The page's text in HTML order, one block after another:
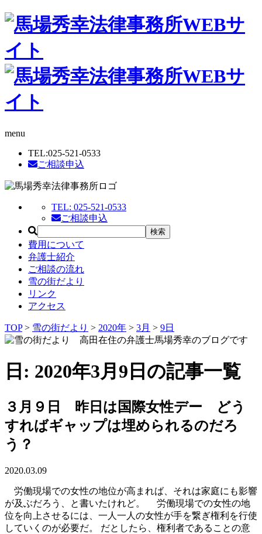
menu
TEL:025-521-0533
ご相談申込
TEL: 025-521-0533
ご相談申込
費用について
弁護士紹介
ご相談の流れ
雪の街だより
リンク
アクセス
TOP> 雪の街だより > 2020年 > 3月 > 9日
日: 2020年3月9日の記事一覧
３月９日 昨日は国際女性デー どう
すればギャップは埋められるのだろ
う？
2020.03.09
労働現場での女性の地位が高まれば、それは家庭にも影響
が及ぶだろう、と書いたけれど。 労働現場での女性の地
位を向上させるには、一人一人の女性が手を繋ぎ権利を行使
していくのが必要だ。 だとしたら、権利者であることの意